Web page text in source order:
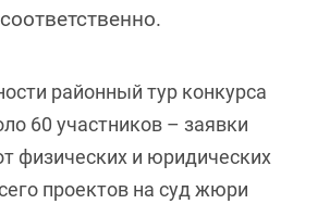
районный тур конкурса
60 участников – заявки
физических и юридических
проектов на суд жюри